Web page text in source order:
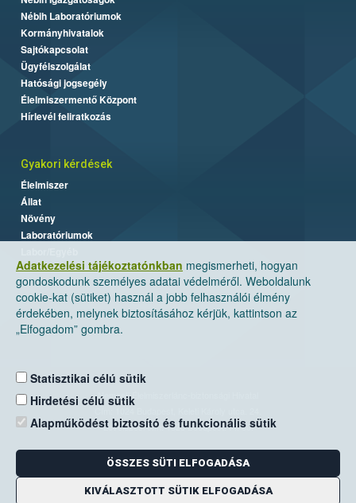
Adatkezelési tájékoztatónkban megismerheti, hogyan
gondoskodunk személyes adatai védelméről. Weboldalunk
cookie-kat (sütiket) használ a jobb felhasználói élmény
érdekében, melynek biztosításához kérjük, kattintson az
„Elfogadom” gombra.
Statisztikai célú sütik
Hirdetési célú sütik
Alapműködést biztosító és funkcionális sütik
ÖSSZES SÜTI ELFOGADÁSA
KIVÁLASZTOTT SÜTIK ELFOGADÁSA
Nébih Laboratóriumok
Kormányhivatalok
Sajtókapcsolat
Ügyfélszolgálat
Hatósági jogsegély
Élelmiszermentő Központ
Hírlevél feliratkozás
Gyakori kérdések
Élelmiszer
Állat
Növény
Laboratóriumok
Nemzeti Élelmiszerlánc-biztonsági Hivatal
Levelezési cím: 1525 Budapest. Pf. 30.
E-mail:ugyfelszolgalat@nebih.gov.hu
Zöld szám: 06-80/263-244